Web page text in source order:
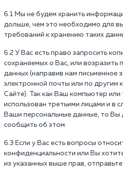
6.1 Мы не будем хранить
дольше, чем это необходимо для
требований к хранению таких
6.2 У Вас есть право запросить
сохраняемых о Вас, или возразить
данных (направив нам письменное
электронной почты или по другим
Сайте). Так как Ваш компьютер
использован третьими лицами и в
Ваши персональные данные, то Вы
сообщить об этом.
6.3 Если у Вас есть вопросы
конфиденциальности или Вы
из указанных выше прав,